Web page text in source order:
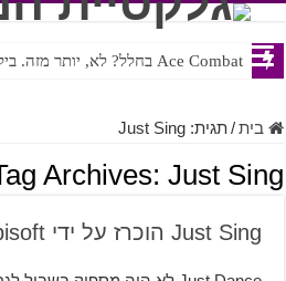
Ace Combat בחלל? לא, יותר מזה. ביקורת המשחק Chorus
Steven Universe והשירים שתורגמו בצורה נוראית לעברית
בית/תגית:Just Sing
Archives: Just Sing
Just Sing הוכרז על ידי Ubisoft לקונסולות